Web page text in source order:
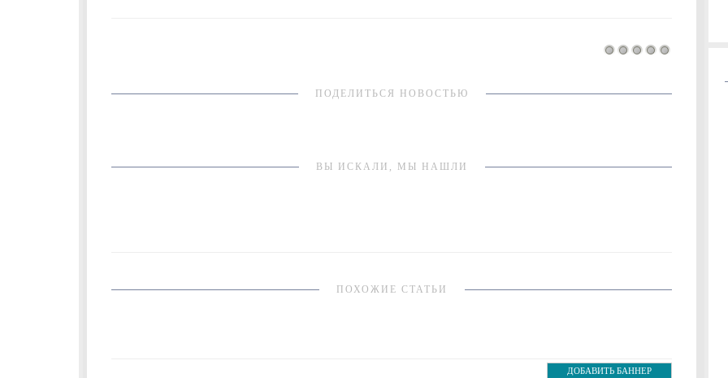
ПОДЕЛИТЬСЯ НОВОСТЬЮ
ВЫ ИСКАЛИ, МЫ НАШЛИ
ПОХОЖИЕ СТАТЬИ
ДОБАВИТЬ БАННЕР